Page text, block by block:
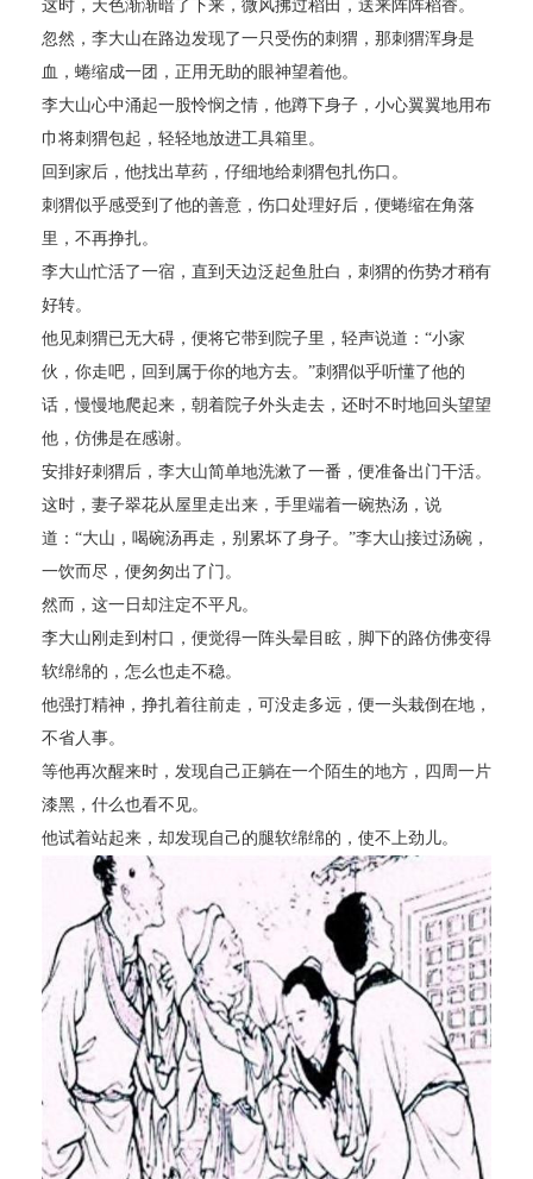
这时，天色渐渐暗了下来，微风拂过稻田，送来阵阵稻香。
忽然，李大山在路边发现了一只受伤的刺猬，那刺猬浑身是
血，蜷缩成一团，正用无助的眼神望着他。
李大山心中涌起一股怜悯之情，他蹲下身子，小心翼翼地用布
巾将刺猬包起，轻轻地放进工具箱里。
回到家后，他找出草药，仔细地给刺猬包扎伤口。
刺猬似乎感受到了他的善意，伤口处理好后，便蜷缩在角落
里，不再挣扎。
李大山忙活了一宿，直到天边泛起鱼肚白，刺猬的伤势才稍有
好转。
他见刺猬已无大碍，便将它带到院子里，轻声说道：“小家
伙，你走吧，回到属于你的地方去。”刺猬似乎听懂了他的
话，慢慢地爬起来，朝着院子外头走去，还时不时地回头望望
他，仿佛是在感谢。
安排好刺猬后，李大山简单地洗漱了一番，便准备出门干活。
这时，妻子翠花从屋里走出来，手里端着一碗热汤，说
道：“大山，喝碗汤再走，别累坏了身子。”李大山接过汤碗，
一饮而尽，便匆匆出了门。
然而，这一日却注定不平凡。
李大山刚走到村口，便觉得一阵头晕目眩，脚下的路仿佛变得
软绵绵的，怎么也走不稳。
他强打精神，挣扎着往前走，可没走多远，便一头栽倒在地，
不省人事。
等他再次醒来时，发现自己正躺在一个陌生的地方，四周一片
漆黑，什么也看不见。
他试着站起来，却发现自己的腿软绵绵的，使不上劲儿。